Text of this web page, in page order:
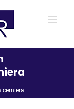
cerniera